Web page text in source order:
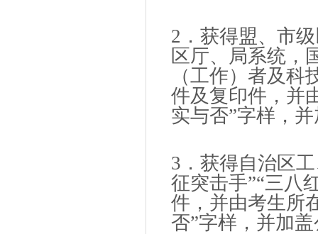
2．获得盟、市
区厅、局系统，
（工作）者及
件及复印件，并
实与否”字样，
3．获得自治区
征突击手”“三八
件，并由考生所
否”字样，并加